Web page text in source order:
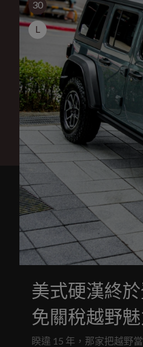
30
L
美式硬漢終
免關稅越野
睽違 15 年，那家把越野